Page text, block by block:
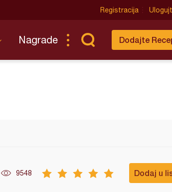
Registracija
Nagrade Dodajte
9548 Dodaj u